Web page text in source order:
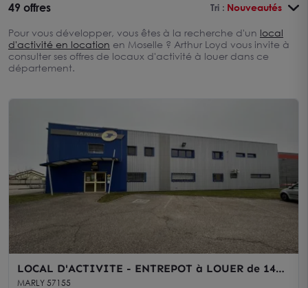
49 offres Tri : Nouveautés
Pour vous développer, vous êtes à la recherche d'un local
d'activité en location en Moselle ? Arthur Loyd vous invite à
consulter ses offres de locaux d'activité à louer dans ce
département.
LOCAL D'ACTIVITE - ENTREPOT à LOUER de 1439
m²
MARLY 57155